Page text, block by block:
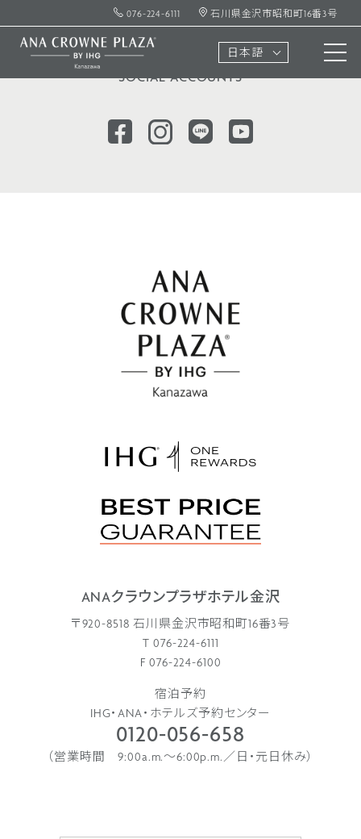
076-224-6111 石川県金沢市昭和町16番3号
日本語
ソーシャル アカウント
SOCIAL ACCOUNTS
ANAクラウンプラザホテル金沢
〒920-8518 石川県金沢市昭和町16番3号
T 076-224-6111
F 076-224-6100
宿泊予約
IHG・ANA・ホテルズ予約センター
0120-056-658
（営業時間 9:00a.m.〜6:00p.m.／日・元日休み）